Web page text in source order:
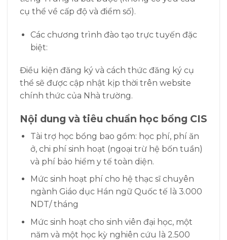
cụ thể về cấp độ và điểm số).
Các chương trình đào tạo trực tuyến đặc
biệt:
Điều kiện đăng ký và cách thức đăng ký cụ
thể sẽ được cập nhật kịp thời trên website
chính thức của Nhà trường.
Nội dung và tiêu chuẩn học bổng CIS
Tài trợ học bổng bao gồm: học phí, phí ăn
ở, chi phí sinh hoạt (ngoại trừ hệ bốn tuần)
và phí bảo hiểm y tế toàn diện.
Mức sinh hoạt phí cho hệ thạc sĩ chuyên
ngành Giáo dục Hán ngữ Quốc tế là 3.000
NDT/ tháng
Mức sinh hoạt cho sinh viên đại học, một
năm và một học kỳ nghiên cứu là 2.500